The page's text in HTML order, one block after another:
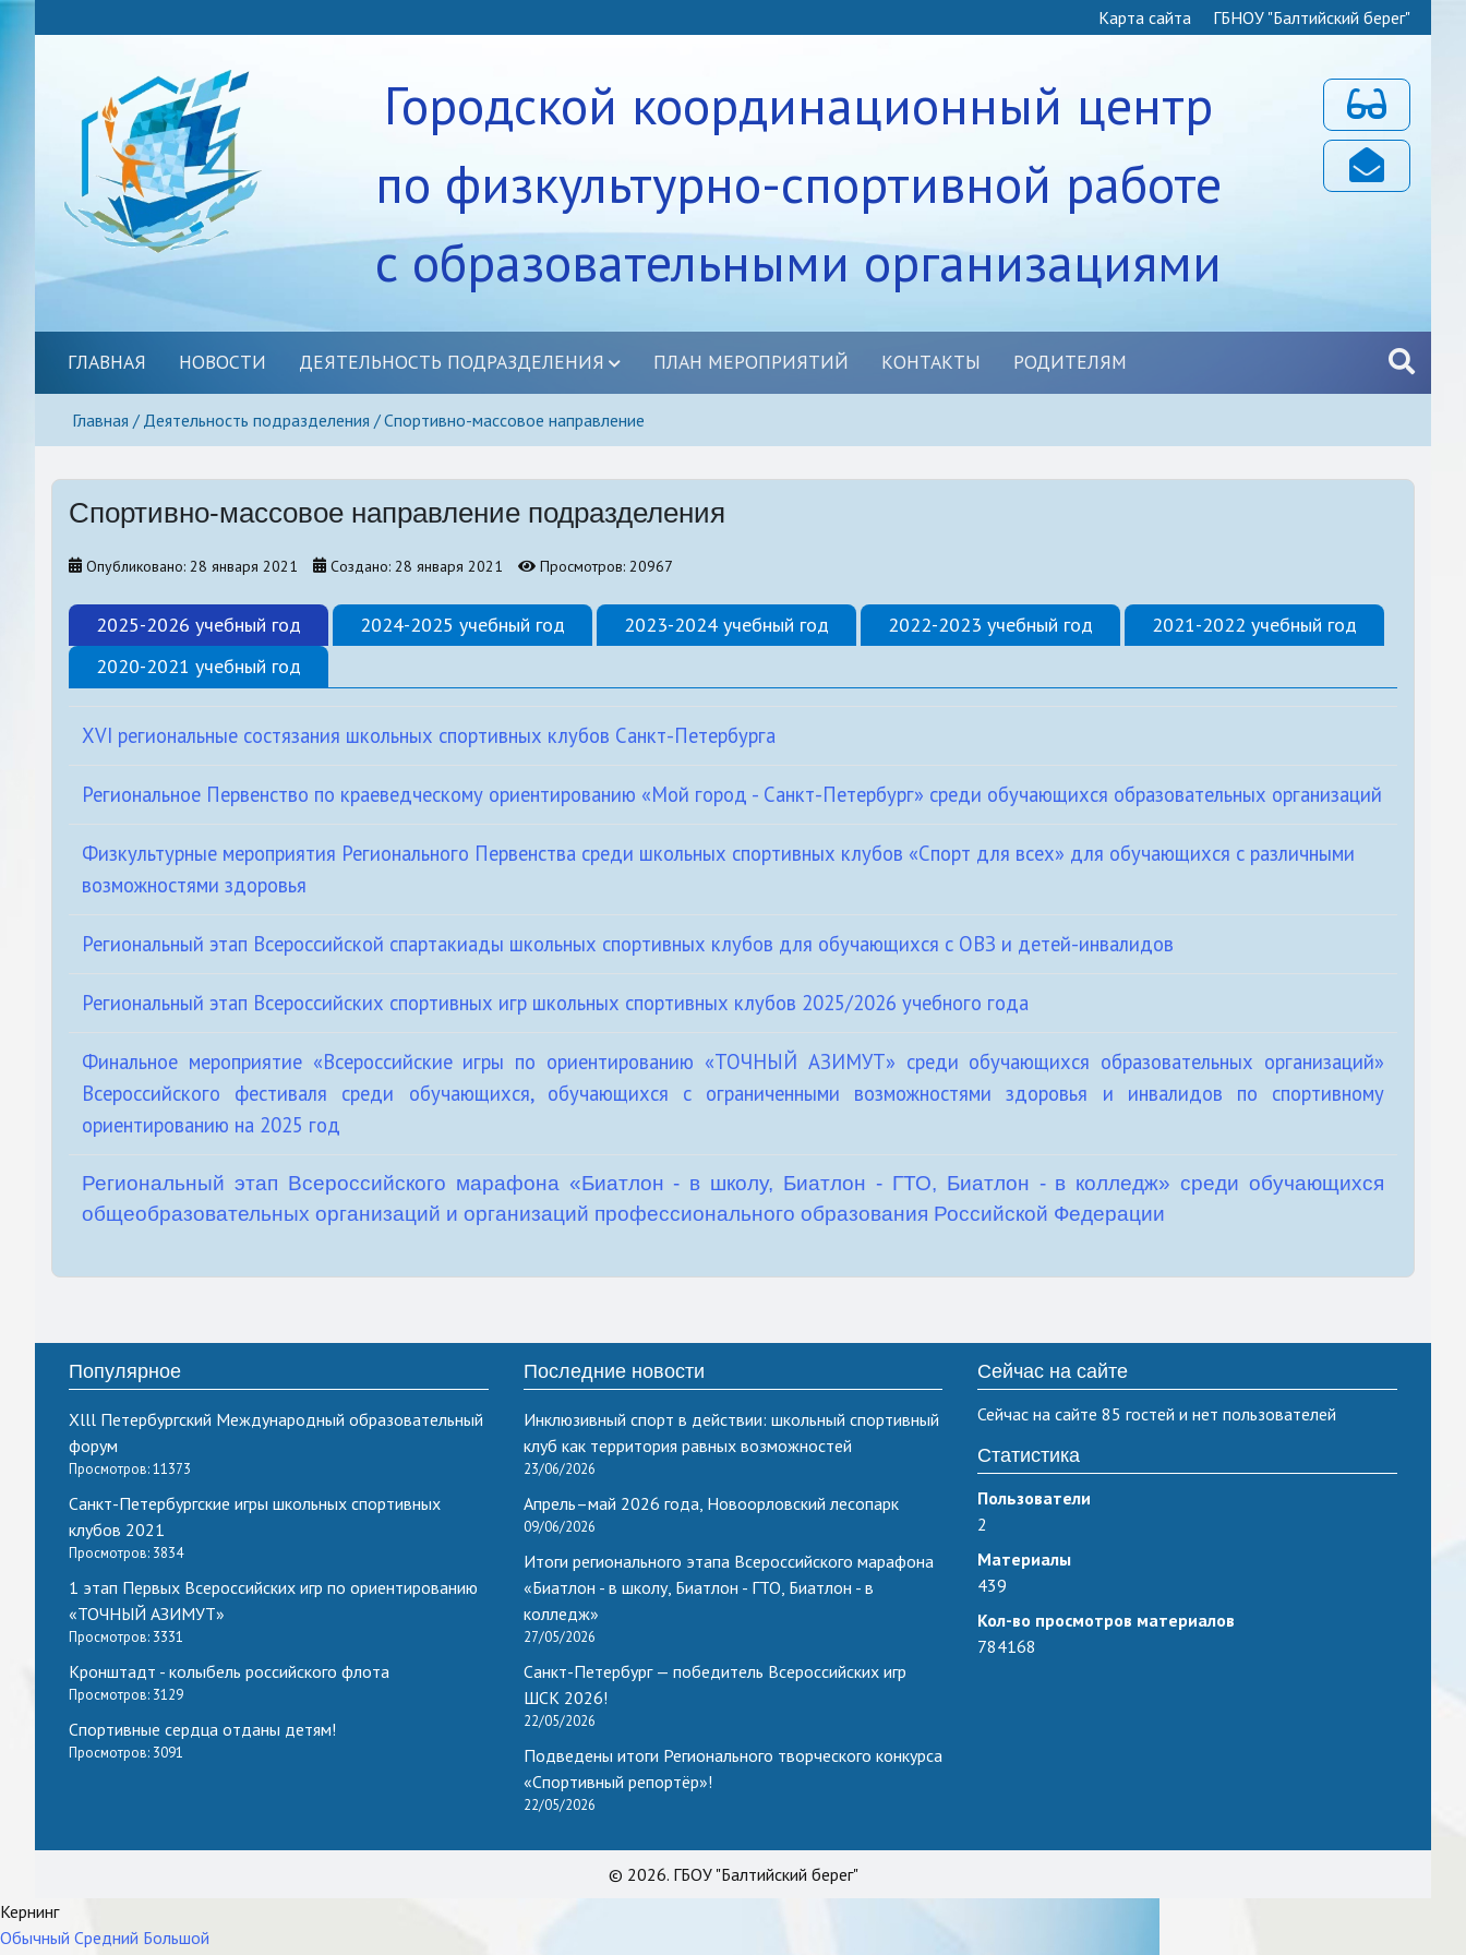
Карта сайта ГБНОУ "Балтийский берег"
Городской координационный центр
по физкультурно-спортивной работе
с образовательными организациями
Для
ГЛАВНАЯ НОВОСТИ ДЕЯТЕЛЬНОСТЬ ПОДРАЗДЕЛЕНИЯ
Спортивно-массовое направление
Методическое сопровождение
Школьные спортивные клубы
Санкт-Петербургский учебно-
Конкурсы, акции
ПЛАН МЕРОПРИЯТИЙ КОНТАКТЫ РОДИТЕЛЯМ
Главная Деятельность подразделения Спортивно-массовое направление
Спортивно-массовое направление подразделения
Опубликовано: 28 января 2021 Создано: 28 января 2021 Просмотров: 20967
2025-2026 учебный год 2024-2025 учебный год 2023-2024 учебный год 2022-2023 учебный год
2021-2022 учебный год
2020-2021 учебный год
XVI региональные состязания школьных спортивных клубов Санкт-Петербурга
Региональное Первенство по краеведческому ориентированию «Мой город - Санкт-Петербург» среди обучающихся образовательных организаций
Физкультурные мероприятия Регионального Первенства среди школьных спортивных клубов «Спорт для всех» для обучающихся с различными
возможностями здоровья
Региональный этап Всероссийской спартакиады школьных спортивных клубов для обучающихся с ОВЗ и детей-инвалидов
Региональный этап Всероссийских спортивных игр школьных спортивных клубов 2025/2026 учебного года
Финальное мероприятие «Всероссийские игры по ориентированию «ТОЧНЫЙ АЗИМУТ» среди обучающихся образовательных организаций»
Всероссийского фестиваля среди обучающихся, обучающихся с ограниченными возможностями здоровья и инвалидов по спортивному
ориентированию на 2025 год
Региональный этап Всероссийского марафона «Биатлон - в школу, Биатлон - ГТО, Биатлон - в колледж» среди обучающихся
общеобразовательных организаций и организаций профессионального образования Российской Федерации
Популярное
Xlll Петербургский Международный образовательный
форум
Просмотров: 11373
Санкт-Петербургские игры школьных спортивных
клубов 2021
Просмотров: 3834
1 этап Первых Всероссийских игр по ориентированию
«ТОЧНЫЙ АЗИМУТ»
Просмотров: 3331
Кронштадт - колыбель российского флота
Просмотров: 3129
Спортивные сердца отданы детям!
Просмотров: 3091
Последние новости
Инклюзивный спорт в действии: школьный спортивный
клуб как территория равных возможностей
23/06/2026
Апрель–май 2026 года, Новоорловский лесопарк
09/06/2026
Итоги регионального этапа Всероссийского марафона
«Биатлон - в школу, Биатлон - ГТО, Биатлон - в
колледж»
27/05/2026
Санкт-Петербург — победитель Всероссийских игр
ШСК 2026!
22/05/2026
Подведены итоги Регионального творческого конкурса
«Спортивный репортёр»!
22/05/2026
Сейчас на сайте
Сейчас на сайте 85 гостей и нет пользователей
Статистика
Пользователи
2
Материалы
439
Кол-во просмотров материалов
784168
© 2026. ГБОУ "Балтийский берег"
Кернинг
Обычный Средний Большой